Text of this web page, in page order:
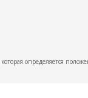
определяется